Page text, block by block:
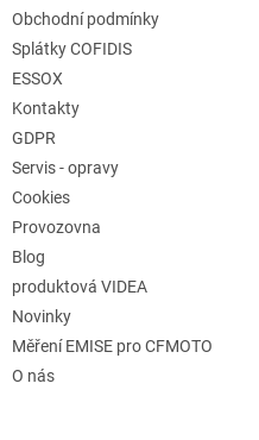
Obchodní podmínky
Splátky COFIDIS
ESSOX
Kontakty
GDPR
Servis - opravy
Cookies
Provozovna
Blog
produktová VIDEA
Novinky
Měření EMISE pro CFMOTO
O nás